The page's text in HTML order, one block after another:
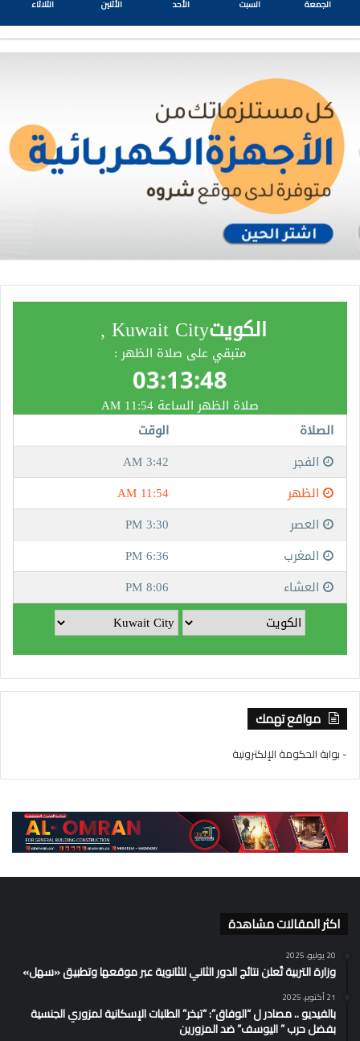
الجمعة السبت الأحد الأثنين الثلاثاء
مواقع تهمك
- بوابة الحكومة الإلكترونية
اكثر المقالات مشاهدة
20 يوليو، 2025
وزارة التربية تُعلن نتائج الدور الثاني للثانوية عبر موقعها وتطبيق «سهل»
21 أكتوبر، 2025
بالفيديو .. مصادر ل “الوفاق”: “تبخر” الطلبات الإسكانية لمزوري الجنسية
بفضل حرب ” اليوسف” ضد المزورين